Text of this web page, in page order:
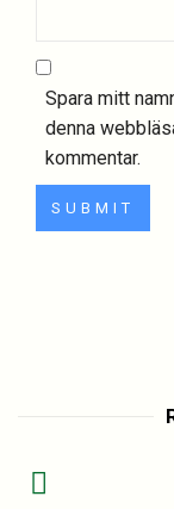
Spara mitt
denna
kommentar.